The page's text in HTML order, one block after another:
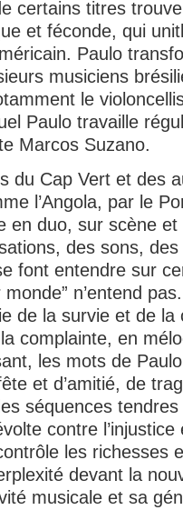
certains titres
et féconde, qui
Paulo
musiciens
le
Paulo travaille
Marcos Suzano.
du Cap Vert et des
l’Angola, par le
en duo, sur scène
des sons,
font entendre sur
monde” n’entend
de la survie et de la
complainte, en
les mots de
et d’amitié, de
séquences
contre l’injustice
les richesses
devant la
musicale et sa